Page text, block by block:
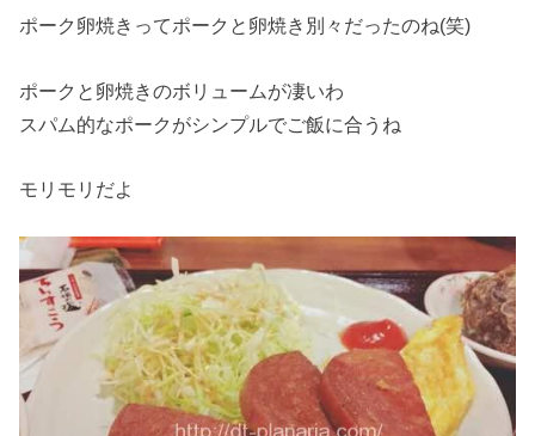
ポーク卵焼きってポークと卵焼き別々だったのね(笑)
ポークと卵焼きのボリュームが凄いわ
スパム的なポークがシンプルでご飯に合うね
モリモリだよ